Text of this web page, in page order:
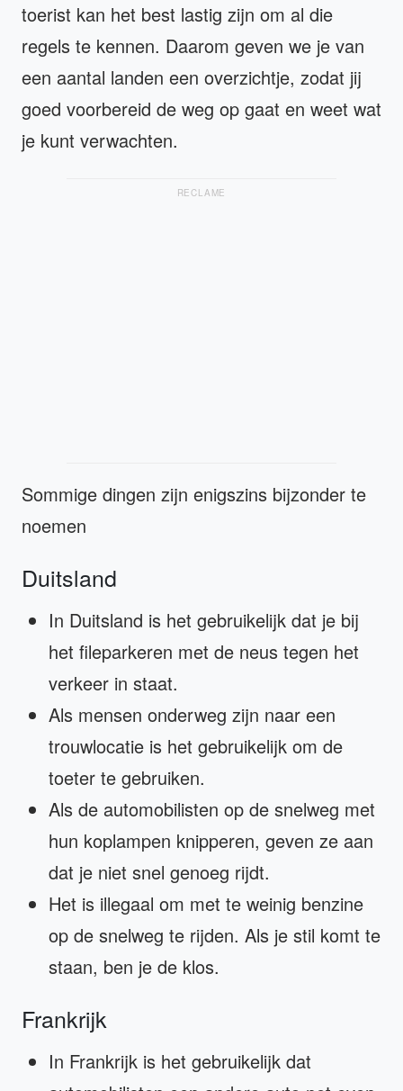
toerist kan het best lastig zijn om al die
regels te kennen. Daarom geven we je van
een aantal landen een overzichtje, zodat jij
goed voorbereid de weg op gaat en weet wat
je kunt verwachten.
RECLAME
Sommige dingen zijn enigszins bijzonder te
noemen
Duitsland
In Duitsland is het gebruikelijk dat je bij
het fileparkeren met de neus tegen het
verkeer in staat.
Als mensen onderweg zijn naar een
trouwlocatie is het gebruikelijk om de
toeter te gebruiken.
Als de automobilisten op de snelweg met
hun koplampen knipperen, geven ze aan
dat je niet snel genoeg rijdt.
Het is illegaal om met te weinig benzine
op de snelweg te rijden. Als je stil komt te
staan, ben je de klos.
Frankrijk
In Frankrijk is het gebruikelijk dat